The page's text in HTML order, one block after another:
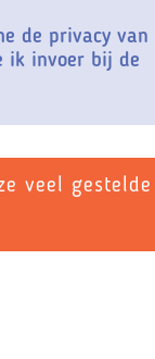
de privacy van
ik invoer bij de
veel gestelde